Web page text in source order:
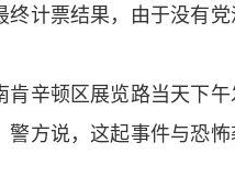
计票结果，由于没有党
顿区展览路当天下午
方说，这起事件与恐